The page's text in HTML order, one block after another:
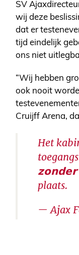
SV
wij deze
dat er
tijd eindelijk
ons niet
“Wij hebben
ook nooit
Cruijff Arena,
Het
𝘇𝗼𝗻𝗱𝗲𝗿
plaats.
— Ajax